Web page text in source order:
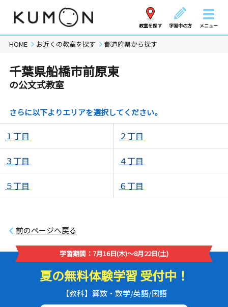
教室を探す 学習中の方 メニュー
HOME お近くの教室を探す 都道府県から探す
千葉県船橋市前原東
の公文式教室
さらに以下よりエリアを選択してください。
１丁目 ２丁目
３丁目 ４丁目
５丁目 ６丁目
前のページへ戻る
学習期間：7月16日(木)～8月22日(土)
夏の無料体験学習 受付中！
【教科】算数・数学/英語/国語